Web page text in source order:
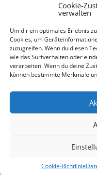
Cookie-
verwalten
Um dir ein optimales Erlebnis
Cookies, um
zuzugreifen. Wenn du diesen
wie das Surfverhalten oder
verarbeiten. Wenn du deine
können bestimmte Merkmale
Cookie-Richtlinie
Was haltet
Erfahrungen?
VonMartin Vor
Urlaub mit
Unterkünfte?
VonBeateVor